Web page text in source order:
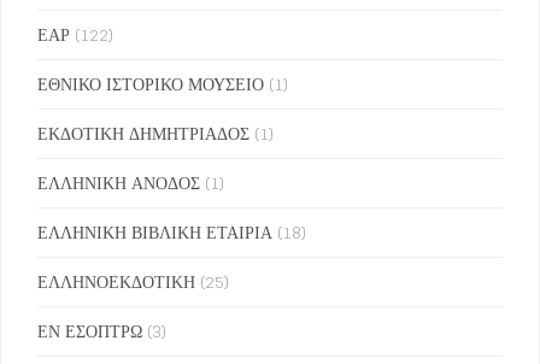
ΕΑΡ (122)
ΕΘΝΙΚΟ ΙΣΤΟΡΙΚΟ ΜΟΥΣΕΙΟ (1)
ΕΚΔΟΤΙΚΗ ΔΗΜΗΤΡΙΑΔΟΣ (1)
ΕΛΛΗΝΙΚΗ ΑΝΟΔΟΣ (1)
ΕΛΛΗΝΙΚΗ ΒΙΒΛΙΚΗ ΕΤΑΙΡΙΑ (18)
ΕΛΛΗΝΟΕΚΔΟΤΙΚΗ (25)
ΕΝ ΕΣΟΠΤΡΩ (3)